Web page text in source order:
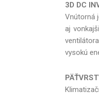
3D DC
Vnútorná
aj
vysokú